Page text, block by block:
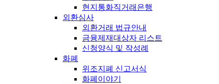
현지통화직거래은행
외환심사
외환거래 법규안내
금융제재대상자 리스트
신청양식 및 작성례
화폐
위조지폐 신고서식
화폐이야기